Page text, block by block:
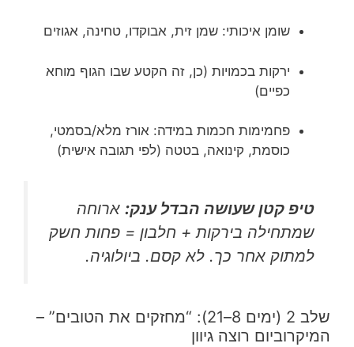
שומן איכותי: שמן זית, אבוקדו, טחינה, אגוזים
ירקות בכמויות (כן, זה הקטע שבו הגוף מוחא
כפיים)
פחמימות חכמות במידה: אורז מלא/בסמטי,
כוסמת, קינואה, בטטה (לפי תגובה אישית)
טיפ קטן שעושה הבדל ענק: ארוחה
שמתחילה בירקות + חלבון = פחות חשק
למתוק אחר כך. לא קסם. ביולוגיה.
שלב 2 (ימים 8–21): “מחזקים את הטובים” –
המיקרוביום רוצה גיוון